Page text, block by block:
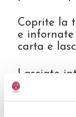
Coprite la
e infornate
carta e
Lasciate
quartirolo